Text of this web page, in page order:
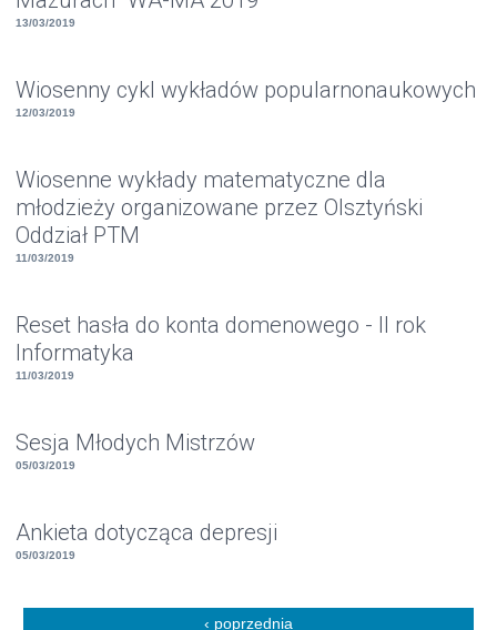
13/03/2019
Wiosenny cykl wykładów popularnonaukowych
12/03/2019
Wiosenne wykłady matematyczne dla
młodzieży organizowane przez Olsztyński
Oddział PTM
11/03/2019
Reset hasła do konta domenowego - II rok
Informatyka
11/03/2019
Sesja Młodych Mistrzów
05/03/2019
Ankieta dotycząca depresji
05/03/2019
Strony ‹ poprzednia